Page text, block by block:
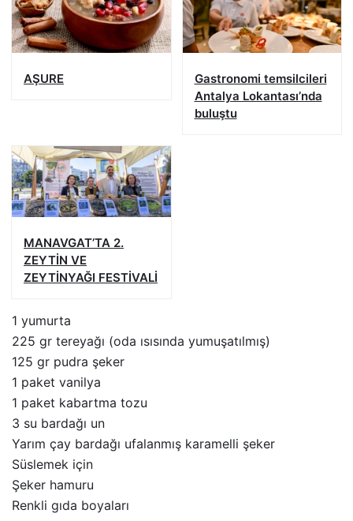
AŞURE
Gastronomi temsilcileri
Antalya Lokantası’nda
buluştu
MANAVGAT’TA 2.
ZEYTİN VE
ZEYTİNYAĞI FESTİVALİ
1 yumurta
225 gr tereyağı (oda ısısında yumuşatılmış)
125 gr pudra şeker
1 paket vanilya
1 paket kabartma tozu
3 su bardağı un
Yarım çay bardağı ufalanmış karamelli şeker
Süslemek için
Şeker hamuru
Renkli gıda boyaları